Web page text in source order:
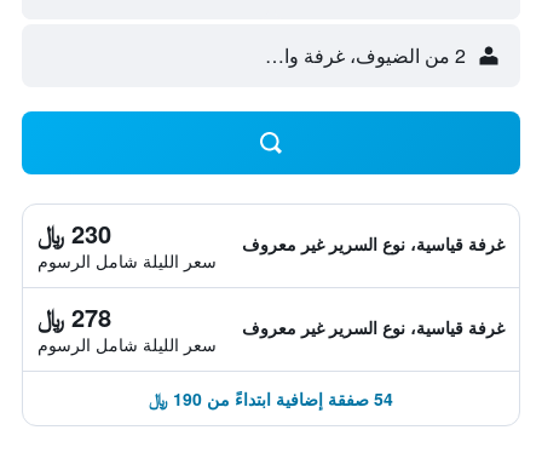
2 من الضيوف، غرفة واحدة
غرفة قياسية، نوع السرير غير معروف 230 ﷼
سعر الليلة شامل الرسوم
غرفة قياسية، نوع السرير غير معروف 278 ﷼
سعر الليلة شامل الرسوم
54 صفقة إضافية ابتداءً من 190 ﷼